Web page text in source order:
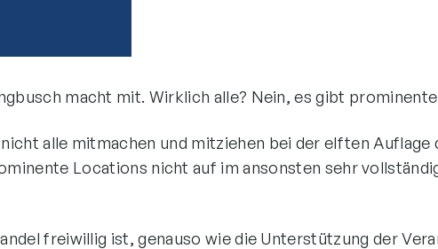
macht mit. Wirklich alle? Nein, es gibt
alle mitmachen und mitziehen bei der elften
Locations nicht auf im ansonsten sehr
freiwillig ist, genauso wie die Unterstützung der